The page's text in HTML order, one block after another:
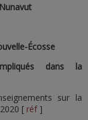
Écosse
dans la
sur la
[ réf]